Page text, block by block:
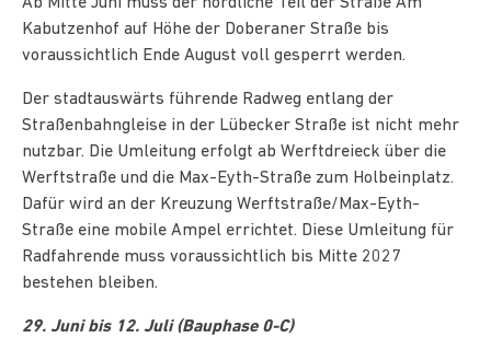
Kabutzenhof auf Höhe der Doberaner Straße bis
voraussichtlich Ende August voll gesperrt werden.
Der stadtauswärts führende Radweg entlang der
Straßenbahngleise in der Lübecker Straße ist nicht mehr
nutzbar. Die Umleitung erfolgt ab Werftdreieck über die
Werftstraße und die Max-Eyth-Straße zum Holbeinplatz.
Dafür wird an der Kreuzung Werftstraße/Max-Eyth-
Straße eine mobile Ampel errichtet. Diese Umleitung für
Radfahrende muss voraussichtlich bis Mitte 2027
bestehen bleiben.
29. Juni bis 12. Juli (Bauphase 0-C)